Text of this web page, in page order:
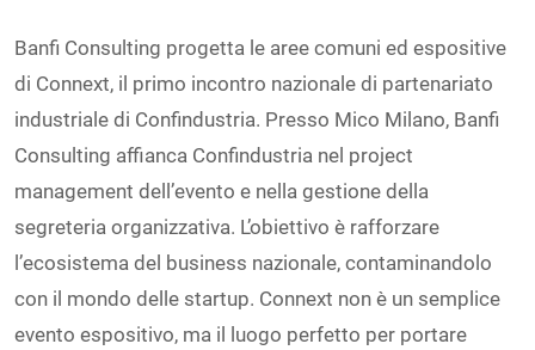
Banfi Consulting progetta le aree comuni ed espositive
di Connext, il primo incontro nazionale di partenariato
industriale di Confindustria. Presso Mico Milano, Banfi
Consulting affianca Confindustria nel project
management dell’evento e nella gestione della
segreteria organizzativa. L’obiettivo è rafforzare
l’ecosistema del business nazionale, contaminandolo
con il mondo delle startup. Connext non è un semplice
evento espositivo, ma il luogo perfetto per portare